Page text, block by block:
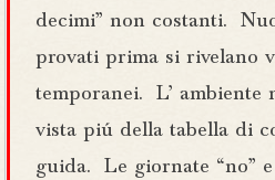
decimi” non costanti.
provati prima si rivelano
temporanei. L’ ambiente
vista piú della tabella di
guida. Le giornate “no”